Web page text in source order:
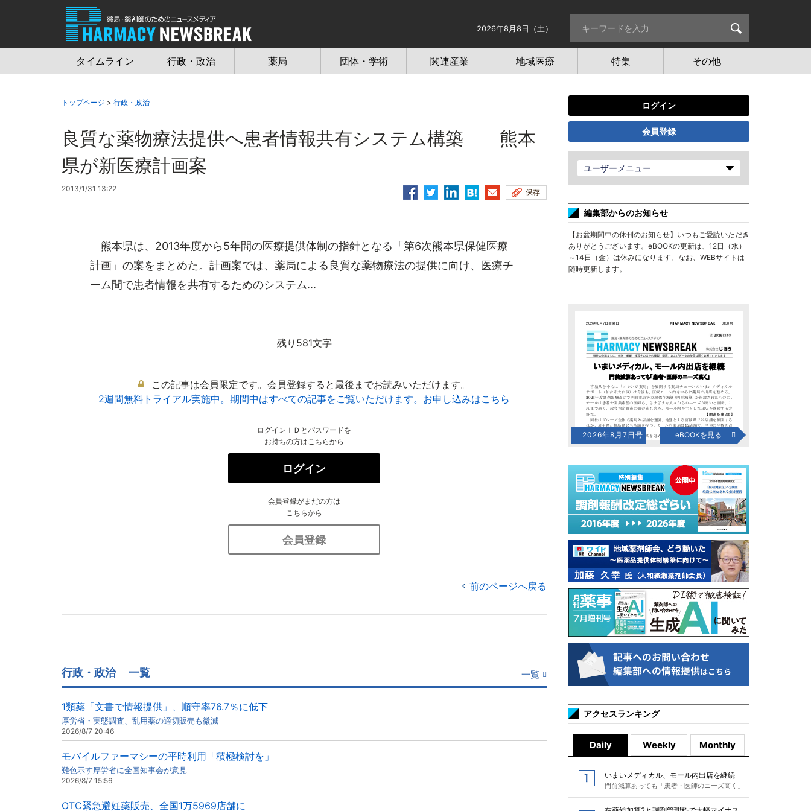
2026年8月8日（土）
タイムライン 行政・政治 薬局 団体・学術 関連産業 地域医療 特集 その他
トップページ > 行政・政治
良質な薬物療法提供へ患者情報共有システム構築 熊本
県が新医療計画案
2013/1/31 13:22 保存
熊本県は、2013年度から5年間の医療提供体制の指針となる「第6次熊本県保健医療
計画」の案をまとめた。計画案では、薬局による良質な薬物療法の提供に向け、医療チ
ーム間で患者情報を共有するためのシステム...
残り581文字
この記事は会員限定です。会員登録すると最後までお読みいただけます。
2週間無料トライアル実施中。期間中はすべての記事をご覧いただけます。お申し込みはこちら
ログインＩＤとパスワードを
お持ちの方はこちらから
ログイン
会員登録がまだの方は
こちらから
会員登録
前のページへ戻る
行政・政治 一覧 一覧
1類薬「文書で情報提供」、順守率76.7％に低下
厚労省・実態調査、乱用薬の適切販売も微減
2026/8/7 20:46
モバイルファーマシーの平時利用「積極検討を」
難色示す厚労省に全国知事会が意見
2026/8/7 15:56
OTC緊急避妊薬販売、全国1万5969店舗に
ログイン
会員登録
ユーザーメニュー
編集部からのお知らせ
【お盆期間中の休刊のお知らせ】いつもご愛読いただき
ありがとうございます。eBOOKの更新は、12日（水）
～14日（金）は休みになります。なお、WEBサイトは
随時更新します。
2026年8月7日号 eBOOKを見る
アクセスランキング
Daily Weekly Monthly
いまいメディカル、モール内出店を継続
門前減算あっても「患者・医師のニーズ高く」